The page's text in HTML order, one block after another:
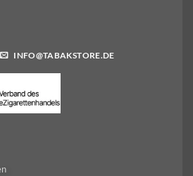
INFO@TABAKSTORE.DE